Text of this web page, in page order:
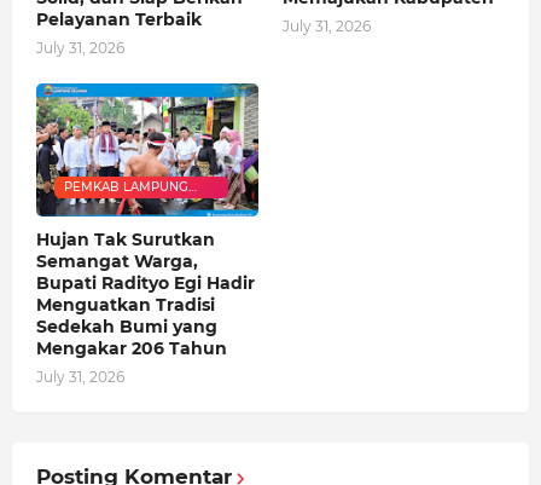
Pelayanan Terbaik
July 31, 2026
July 31, 2026
PEMKAB LAMPUNG
SELATAN
Hujan Tak Surutkan
Semangat Warga,
Bupati Radityo Egi Hadir
Menguatkan Tradisi
Sedekah Bumi yang
Mengakar 206 Tahun
July 31, 2026
Posting Komentar